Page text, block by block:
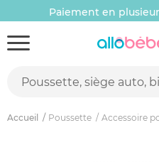
Paiement en
Accueil Poussette Accessoire